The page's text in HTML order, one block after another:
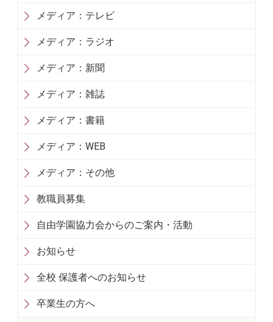
メディア：テレビ
メディア：ラジオ
メディア：新聞
メディア：雑誌
メディア：書籍
メディア：WEB
メディア：その他
教職員募集
自由学園協力会からのご案内・活動
お知らせ
全校 保護者へのお知らせ
卒業生の方へ